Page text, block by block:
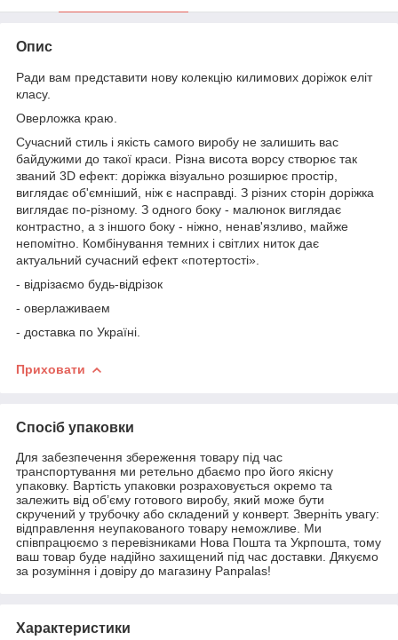
Опис
Ради вам представити нову колекцію килимових доріжок еліт
класу.
Оверложка краю.
Сучасний стиль і якість самого виробу не залишить вас
байдужими до такої краси. Різна висота ворсу створює так
званий 3D ефект: доріжка візуально розширює простір,
виглядає об'ємніший, ніж є насправді. З різних сторін доріжка
виглядає по-різному. З одного боку - малюнок виглядає
контрастно, а з іншого боку - ніжно, ненав'язливо, майже
непомітно. Комбінування темних і світлих ниток дає
актуальний сучасний ефект «потертості».
- відрізаємо будь-відрізок
- оверлаживаем
- доставка по Україні.
Приховати
Спосіб упаковки
Для забезпечення збереження товару під час
транспортування ми ретельно дбаємо про його якісну
упаковку. Вартість упаковки розраховується окремо та
залежить від об’єму готового виробу, який може бути
скручений у трубочку або складений у конверт. Зверніть увагу:
відправлення неупакованого товару неможливе. Ми
співпрацюємо з перевізниками Нова Пошта та Укрпошта, тому
ваш товар буде надійно захищений під час доставки. Дякуємо
за розуміння і довіру до магазину Panpalas!
Характеристики